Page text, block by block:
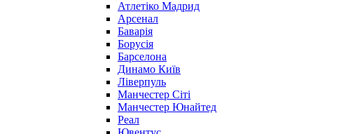
Атлетіко Мадрид
Арсенал
Баварія
Борусія
Барселона
Динамо Київ
Ліверпуль
Манчестер Сіті
Манчестер Юнайтед
Реал